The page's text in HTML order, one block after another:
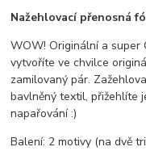
Nažehlovací přenosná
WOW! Originální a super
vytvoříte ve chvilce
zamilovaný pár.
bavlněný textil, přižehlíte
napařování :)
Balení: 2 motivy (na dvě